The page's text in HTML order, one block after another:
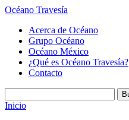
Océano Travesía
Acerca de Océano
Grupo Océano
Océano México
¿Qué es Océano Travesía?
Contacto
Inicio